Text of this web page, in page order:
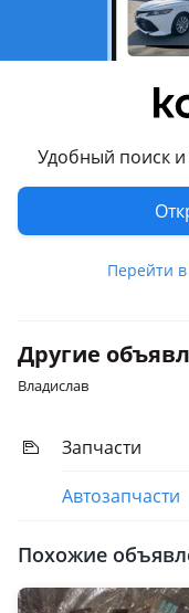
Удобный поиск
Перейти
Тяга задней
Toyota camry (v20)
OEM — 4873033050/
Отправка по
Казпочтой
Перевести
Другие
Владислав
Запчасти
Автозапчасти
Похожие